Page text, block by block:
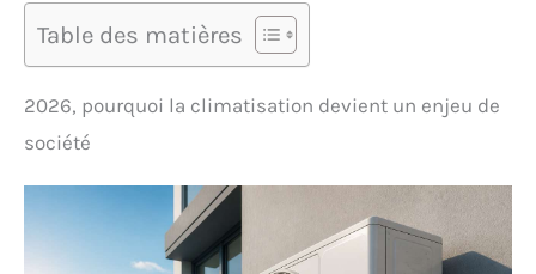
Table des matières
2026, pourquoi la climatisation devient un enjeu de
société